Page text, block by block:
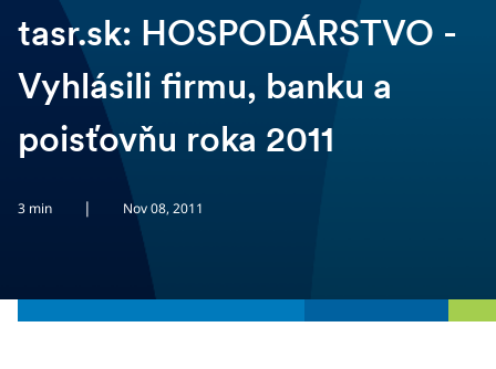
tasr.sk: HOSPODÁRSTVO -
Vyhlásili firmu, banku a
poisťovňu roka 2011
3 min | Nov 08, 2011